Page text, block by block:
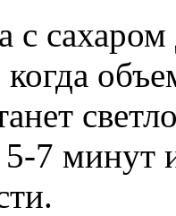
с
5-7